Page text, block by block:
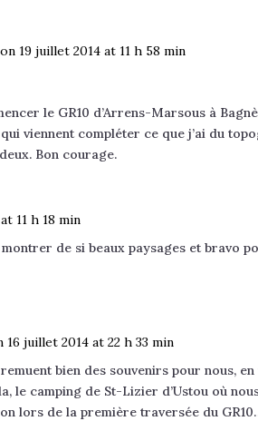
on 19 juillet 2014 at 11 h 58 min
le GR10 d’Arrens-Marsous à
viennent compléter ce que j’ai du
Bon courage.
11 h 18 min
de si beaux paysages et bravo
16 juillet 2014 at 22 h 33 min
bien des souvenirs pour nous,
le camping de St-Lizier d’Ustou où
lors de la première traversée du